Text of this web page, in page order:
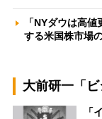
「NYダウは高
する米国株市
大前研一「
「